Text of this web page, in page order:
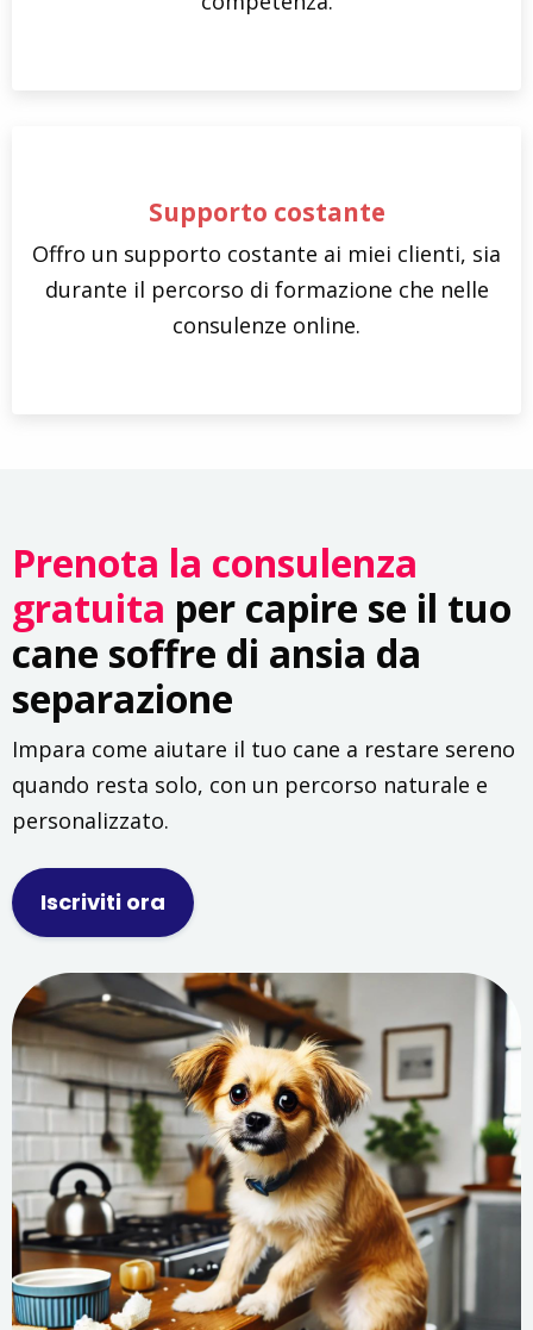
Supporto costante
Offro un supporto costante ai miei clienti, sia
durante il percorso di formazione che nelle
consulenze online.
Prenota la consulenza
gratuita per capire se il tuo
cane soffre di ansia da
separazione
Impara come aiutare il tuo cane a restare sereno
quando resta solo, con un percorso naturale e
personalizzato.
Iscriviti ora